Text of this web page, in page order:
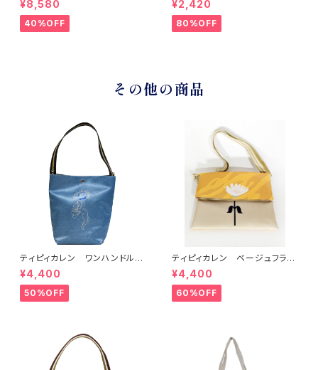
¥8,580
40%OFF
ョルダーバッグ ブラック
¥2,420
80%OFF
その他の商品
ティピィカレン ワンハンドルバ
ードブルーグリッター2WAYバゲ
ットバッグ
¥4,400
50%OFF
ティピィカレン ベージュフラワ
ー柄クラッチ型２WAYバッグ
¥4,400
60%OFF